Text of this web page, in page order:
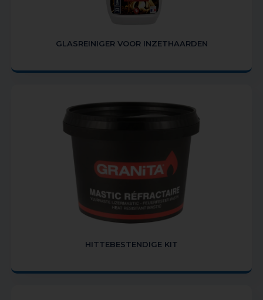
GLASREINIGER VOOR INZETHAARDEN
HITTEBESTENDIGE KIT